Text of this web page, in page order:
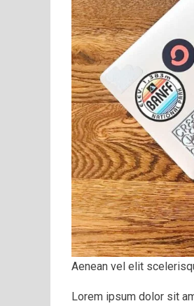
Aenean vel elit
Lorem ipsum dolor sit